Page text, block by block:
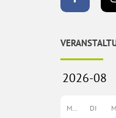
MO DI